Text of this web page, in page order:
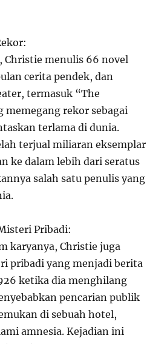
Christie menulis 66 novel
cerita pendek, dan
termasuk “The
memegang rekor sebagai
terlama di dunia.
terjual miliaran eksemplar
ke dalam lebih dari seratus
salah satu penulis yang
Pribadi:
karyanya, Christie juga
pribadi yang menjadi berita
ketika dia menghilang
pencarian publik
di sebuah hotel,
amnesia. Kejadian ini